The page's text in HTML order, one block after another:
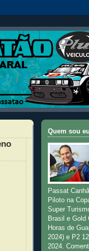
Quem sou
Passat
Piloto na
Super
Brasil e
Horas de
2024) e P2
2024.